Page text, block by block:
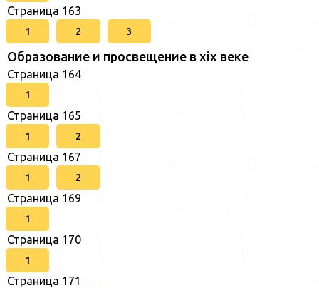
Страница 163
1 2 3
Образование и просвещение в xix веке
Страница 164
1
Страница 165
1 2
Страница 167
1 2
Страница 169
1
Страница 170
1
Страница 171